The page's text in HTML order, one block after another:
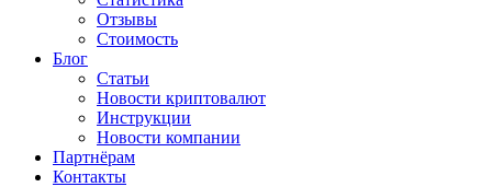
Отзывы
Стоимость
Блог
Статьи
Новости криптовалют
Инструкции
Новости компании
Партнёрам
Контакты